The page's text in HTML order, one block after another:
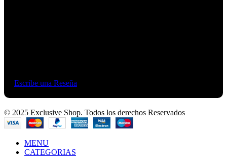
Escribe una Reseña
© 2025 Exclusive Shop. Todos los derechos Reservados
MENU
CATEGORIAS